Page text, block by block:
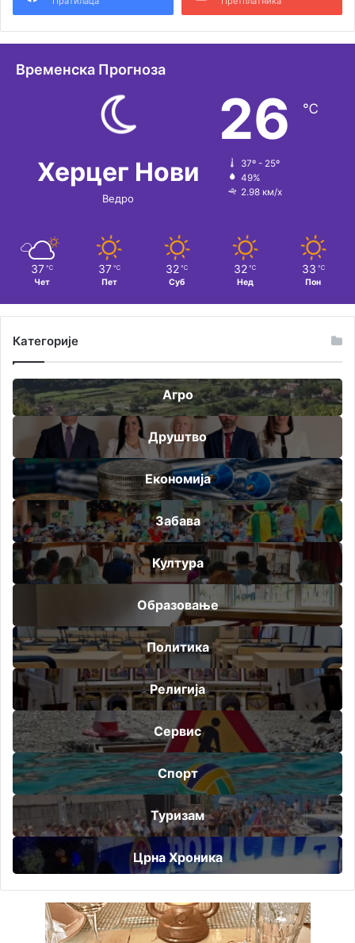
Временска Прогноза
Херцег Нови
Ведро
26 ℃
37º - 25º
49%
2.98 км/х
37 ℃
Чет
37 ℃
Пет
32 ℃
Суб
32 ℃
Нед
33 ℃
Пон
Категорије
Агро
Друштво
Економија
Забава
Култура
Образовање
Политика
Религија
Сервис
Спорт
Туризам
Црна Хроника